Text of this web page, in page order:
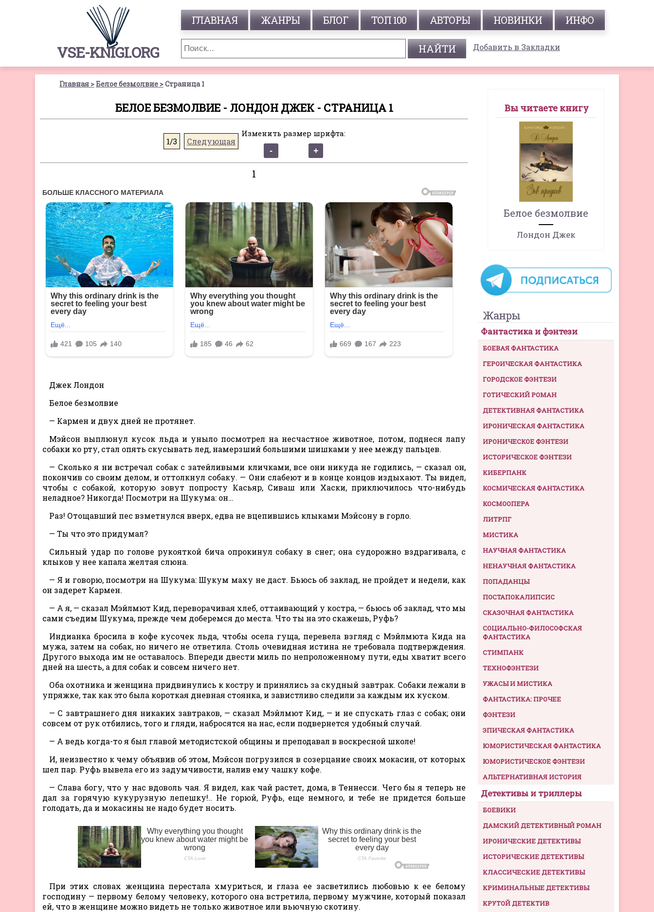
VSE-KNIGI.ORG
ГЛАВНАЯ ЖАНРЫ БЛОГ ТОП 100 АВТОРЫ НОВИНКИ ИНФО
Добавить в Закладки
Главная Белое безмолвие Страница 1
БЕЛОЕ БЕЗМОЛВИЕ - ЛОНДОН ДЖЕК - СТРАНИЦА 1
1/3 Следующая
Изменить размер шрифта:
1
Джек Лондон
Белое безмолвие
— Кармен и двух дней не протянет.
Мэйсон выплюнул кусок льда и уныло посмотрел на несчастное животное, потом, поднеся лапу
собаки ко рту, стал опять скусывать лед, намерзший большими шишками у нее между пальцев.
— Сколько я ни встречал собак с затейливыми кличками, все они никуда не годились, — сказал он,
покончив со своим делом, и оттолкнул собаку. — Они слабеют и в конце концов издыхают. Ты видел,
чтобы с собакой, которую зовут попросту Касьяр, Сиваш или Хаски, приключилось что-нибудь
неладное? Никогда! Посмотри на Шукума: он…
Раз! Отощавший пес взметнулся вверх, едва не вцепившись клыками Мэйсону в горло.
— Ты что это придумал?
Сильный удар по голове рукояткой бича опрокинул собаку в снег; она судорожно вздрагивала, с
клыков у нее капала желтая слюна.
— Я и говорю, посмотри на Шукума: Шукум маху не даст. Бьюсь об заклад, не пройдет и недели, как
он задерет Кармен.
— А я, — сказал Мэйлмют Кид, переворачивая хлеб, оттаивающий у костра, — бьюсь об заклад, что мы
сами съедим Шукума, прежде чем доберемся до места. Что ты на это скажешь, Руфь?
Индианка бросила в кофе кусочек льда, чтобы осела гуща, перевела взгляд с Мэйлмюта Кида на
мужа, затем на собак, но ничего не ответила. Столь очевидная истина не требовала подтверждения.
Другого выхода им не оставалось. Впереди двести миль по непроложенному пути, еды хватит всего
дней на шесть, а для собак и совсем ничего нет.
Оба охотника и женщина придвинулись к костру и принялись за скудный завтрак. Собаки лежали в
упряжке, так как это была короткая дневная стоянка, и завистливо следили за каждым их куском.
— С завтрашнего дня никаких завтраков, — сказал Мэйлмют Кид, — и не спускать глаз с собак; они
совсем от рук отбились, того и гляди, набросятся на нас, если подвернется удобный случай.
— А ведь когда-то я был главой методистской общины и преподавал в воскресной школе!
И, неизвестно к чему объявив об этом, Мэйсон погрузился в созерцание своих мокасин, от которых
шел пар. Руфь вывела его из задумчивости, налив ему чашку кофе.
— Слава богу, что у нас вдоволь чая. Я видел, как чай растет, дома, в Теннесси. Чего бы я теперь не
дал за горячую кукурузную лепешку!.. Не горюй, Руфь, еще немного, и тебе не придется больше
голодать, да и мокасины не надо будет носить.
При этих словах женщина перестала хмуриться, и глаза ее засветились любовью к ее белому
господину — первому белому человеку, которого она встретила, первому мужчине, который показал
ей, что в женщине можно видеть не только животное или вьючную скотину.
Вы читаете книгу
Белое безмолвие
Лондон Джек
Жанры
Фантастика и фэнтези
БОЕВАЯ ФАНТАСТИКА
ГЕРОИЧЕСКАЯ ФАНТАСТИКА
ГОРОДСКОЕ ФЭНТЕЗИ
ГОТИЧЕСКИЙ РОМАН
ДЕТЕКТИВНАЯ ФАНТАСТИКА
ИРОНИЧЕСКАЯ ФАНТАСТИКА
ИРОНИЧЕСКОЕ ФЭНТЕЗИ
ИСТОРИЧЕСКОЕ ФЭНТЕЗИ
КИБЕРПАНК
КОСМИЧЕСКАЯ ФАНТАСТИКА
КОСМООПЕРА
ЛИТРПГ
МИСТИКА
НАУЧНАЯ ФАНТАСТИКА
НЕНАУЧНАЯ ФАНТАСТИКА
ПОПАДАНЦЫ
ПОСТАПОКАЛИПСИС
СКАЗОЧНАЯ ФАНТАСТИКА
СОЦИАЛЬНО-ФИЛОСОФСКАЯ
ФАНТАСТИКА
СТИМПАНК
ТЕХНОФЭНТЕЗИ
УЖАСЫ И МИСТИКА
ФАНТАСТИКА: ПРОЧЕЕ
ФЭНТЕЗИ
ЭПИЧЕСКАЯ ФАНТАСТИКА
ЮМОРИСТИЧЕСКАЯ ФАНТАСТИКА
ЮМОРИСТИЧЕСКОЕ ФЭНТЕЗИ
АЛЬТЕРНАТИВНАЯ ИСТОРИЯ
Детективы и триллеры
БОЕВИКИ
ДАМСКИЙ ДЕТЕКТИВНЫЙ РОМАН
ИРОНИЧЕСКИЕ ДЕТЕКТИВЫ
ИСТОРИЧЕСКИЕ ДЕТЕКТИВЫ
КЛАССИЧЕСКИЕ ДЕТЕКТИВЫ
КРИМИНАЛЬНЫЕ ДЕТЕКТИВЫ
КРУТОЙ ДЕТЕКТИВ